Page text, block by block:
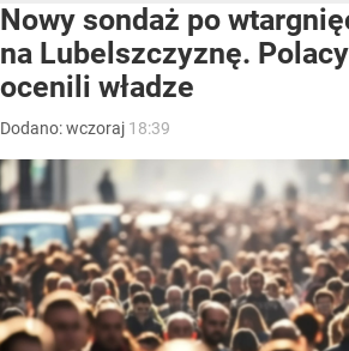
Nowy sondaż po
na Lubelszczyznę.
ocenili władze
Dodano:wczoraj 18:39